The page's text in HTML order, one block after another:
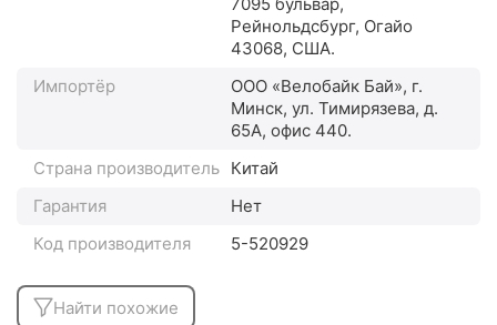
7095 бульвар,
Рейнольдсбург, Огайо
43068, США.
Импортёр
ООО «Велобайк Бай», г.
Минск, ул. Тимирязева, д.
65А, офис 440.
Страна производитель Китай
Гарантия
Нет
Код производителя
5-520929
Найти похожие